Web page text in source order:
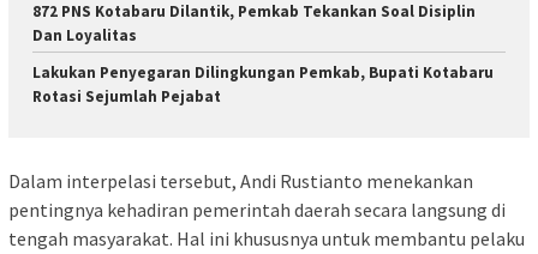
872 PNS Kotabaru Dilantik, Pemkab Tekankan Soal Disiplin
Dan Loyalitas
Lakukan Penyegaran Dilingkungan Pemkab, Bupati Kotabaru
Rotasi Sejumlah Pejabat
Dalam interpelasi tersebut, Andi Rustianto menekankan
pentingnya kehadiran pemerintah daerah secara langsung di
tengah masyarakat. Hal ini khususnya untuk membantu pelaku